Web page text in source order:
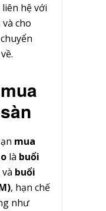
hệ với
cho
mua
là buổi
và buổi
, hạn chế
như